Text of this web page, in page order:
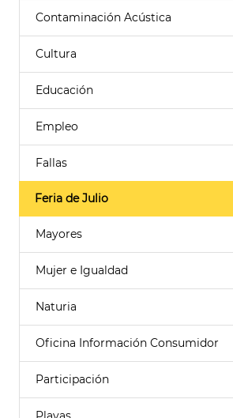
Contaminación Acústica
Cultura
Educación
Empleo
Fallas
Feria de Julio
Mayores
Mujer e Igualdad
Naturia
Oficina Información Consumidor
Participación